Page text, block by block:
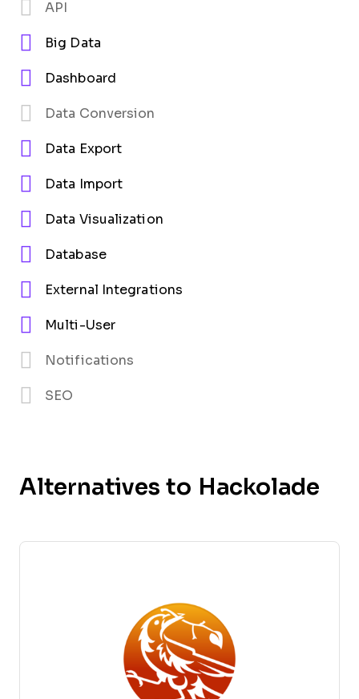
API
Big Data
Dashboard
Data Conversion
Data Export
Data Import
Data Visualization
Database
External Integrations
Multi-User
Notifications
SEO
Alternatives to Hackolade